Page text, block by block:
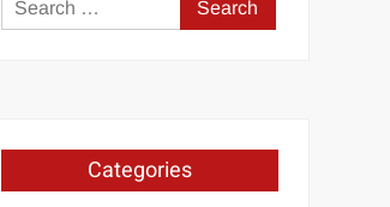
for:
Categories